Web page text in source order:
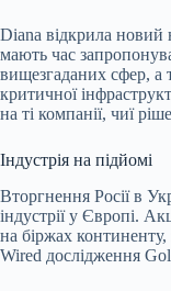
Diana відкрила новий
мають час
вищезгаданих сфер, а
критичної
на ті компанії, чиї
Індустрія на підйомі
Вторгнення Росії в
індустрії у Європі.
на біржах
Wired дослідження